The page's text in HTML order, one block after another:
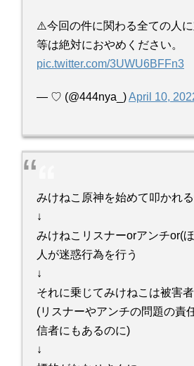
⚠️今回の件に関わる全ての人
等は絶対におやめください。
pic.twitter.com/3UWU6BFFn3
— ♡ (@444nya_)April 10,
みけねこ原神を始めて叩かれる
↓
みけねこリスナーorアンチor(
人が迷惑行為を行う
↓
それに乗じてみけねこは被害
(リスナーやアンチの問題の責
信者にもあるのに)
↓